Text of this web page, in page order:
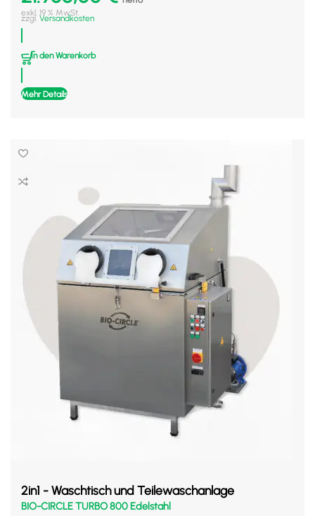
exkl. 19 % MwSt.
zzgl. Versandkosten
In den Warenkorb
Mehr Details
2in1 - Waschtisch und Teilewaschanlage
BIO-CIRCLE TURBO 800 Edelstahl